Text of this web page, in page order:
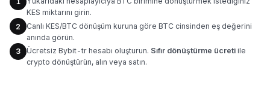
KES miktarını girin.
2
Canlı KES/BTC dönüşüm kuruna göre BTC cinsinden eş değerini
anında görün.
3
Ücretsiz Bybit-tr hesabı oluşturun. Sıfır dönüştürme ücreti ile
crypto dönüştürün, alın veya satın.